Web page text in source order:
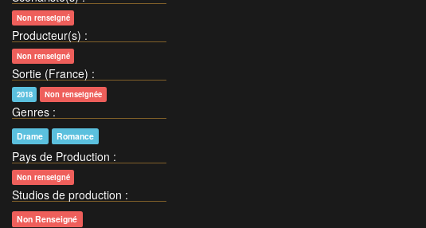
Non renseigné
Producteur(s) :
Non renseigné
Sortie (France) :
2018 Non renseignée
Genres :
Drame Romance
Pays de Production :
Non renseigné
Studios de production :
Non Renseigné